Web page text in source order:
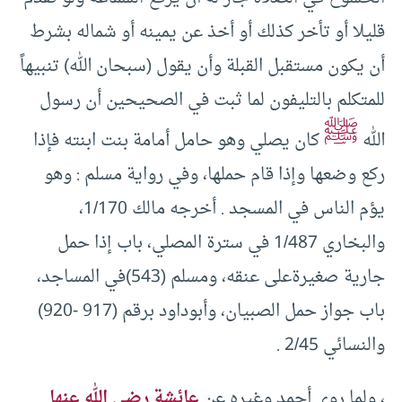
قليلا أو تأخر كذلك أو أخذ عن يمينه أو شماله بشرط
أن يكون مستقبل القبلة وأن يقول (سبحان الله) تنبيهاً
للمتكلم بالتليفون لما ثبت في الصحيحين أن رسول
اللهﷺكان يصلي وهو حامل أمامة بنت ابنته فإذا
ركع وضعها وإذا قام حملها، وفي رواية مسلم : وهو
يؤم الناس في المسجد . أخرجه مالك 1/170،
والبخاري 1/487 في سترة المصلي، باب إذا حمل
جارية صغيرةعلى عنقه، ومسلم (543)في المساجد،
باب جواز حمل الصبيان، وأبوداود برقم (917 -920)
والنسائي 2/45 .